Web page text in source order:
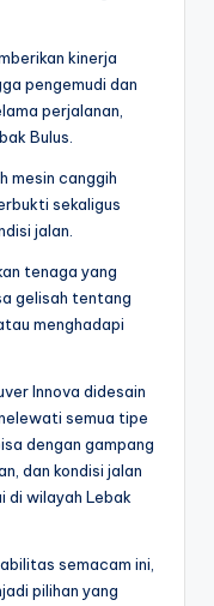
kinerja
pengemudi dan
perjalanan,
Bulus.
mesin canggih
sekaligus
jalan.
tenaga yang
gelisah tentang
menghadapi
Innova didesain
semua tipe
dengan gampang
dan kondisi jalan
di wilayah Lebak
semacam ini,
pilihan yang